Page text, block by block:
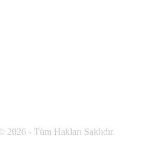
- Tüm Hakları Saklıdır.